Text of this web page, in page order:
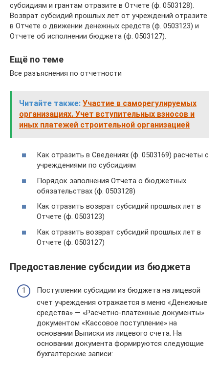
субсидиям и грантам отразите в Отчете (ф. 0503128).
Возврат субсидий прошлых лет от учреждений отразите
в Отчете о движении денежных средств (ф. 0503123) и
Отчете об исполнении бюджета (ф. 0503127).
Ещё по теме
Все разъяснения по отчетности
Читайте также: Участие в саморегулируемых
организациях. Учет вступительных взносов и
иных платежей строительной организацией
Как отразить в Сведениях (ф. 0503169) расчеты с
учреждениями по субсидиям
Порядок заполнения Отчета о бюджетных
обязательствах (ф. 0503128)
Как отразить возврат субсидий прошлых лет в
Отчете (ф. 0503123)
Как отразить возврат субсидий прошлых лет в
Отчете (ф. 0503127)
Предоставление субсидии из бюджета
Поступлении субсидии из бюджета на лицевой
счет учреждения отражается в меню «Денежные
средства» — «Расчетно-платежные документы»
документом «Кассовое поступление» на
основании Выписки из лицевого счета. На
основании документа формируются следующие
бухгалтерские записи: